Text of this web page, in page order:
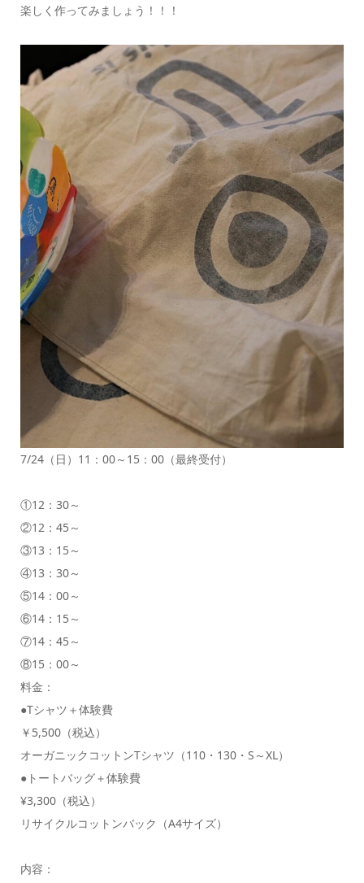
楽しく作ってみましょう！！！
7/24（日）11：00～15：00（最終受付）
①12：30～
②12：45～
③13：15～
④13：30～
⑤14：00～
⑥14：15～
⑦14：45～
⑧15：00～
料金：
●Tシャツ＋体験費
￥5,500（税込）
オーガニックコットンTシャツ（110・130・S～XL）
●トートバッグ＋体験費
¥3,300（税込）
リサイクルコットンバック（A4サイズ）
内容：